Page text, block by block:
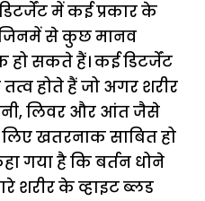
में कई प्रकार के
जिनमें से कुछ मानव
हो सकते हैं। कई डिटर्जेंट
होते हैं जो अगर शरीर
लिवर और आंत जैसे
खतरनाक साबित हो
गया है कि बर्तन धोने
शरीर के व्हाइट ब्लड